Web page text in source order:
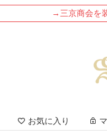
→三京商会を
お気に入り